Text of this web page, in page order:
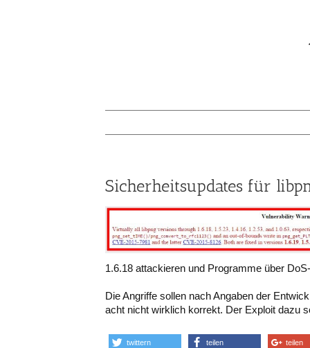
Sicherheitsupdates für
1.6.18 attackieren und Programme über
Die Angriffe sollen nach Angaben der
acht nicht wirklich korrekt. Der Exploit dazu
twittern teilen teilen